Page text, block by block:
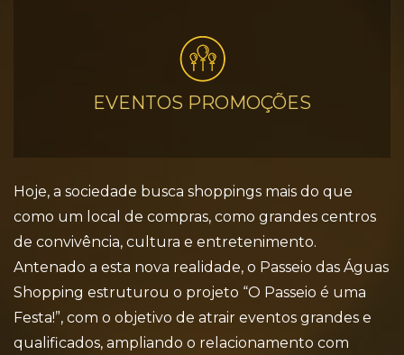
EVENTOS PROMOÇÕES
Hoje, a sociedade busca shoppings mais do que
como um local de compras, como grandes centros
de convivência, cultura e entretenimento.
Antenado a esta nova realidade, o Passeio das Águas
Shopping estruturou o projeto “O Passeio é uma
Festa!”, com o objetivo de atrair eventos grandes e
qualificados, ampliando o relacionamento com